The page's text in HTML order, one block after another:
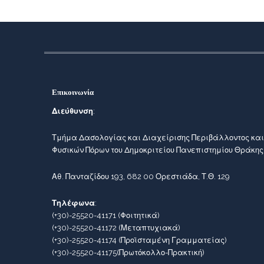
Επικοινωνία
Διεύθυνση:
Τμήμα Δασολογίας και Διαχείρισης Περιβάλλοντος και
Φυσικών Πόρων του Δημοκριτείου Πανεπιστημίου
Αθ. Πανταζίδου 193, 682 00 Ορεστιάδα, Τ.Θ. 129
Τηλέφωνα:
(+30)-25520-41171(Φοιτητικά)
(+30)-25520-41172 (Μεταπτυχιακά)
(+30)-25520-41174 (Προϊσταμένη Γραμματείας)
(+30)-25520-41175(Πρωτόκολλο-Πρακτική)